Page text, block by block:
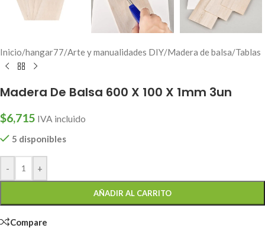
Inicio/hangar77/Arte y manualidades DIY/Madera de balsa/Tablas
Madera De Balsa 600 X 100 X 1mm 3un
$6,715 IVA incluido
5 disponibles
- +
AÑADIR AL CARRITO
Compare